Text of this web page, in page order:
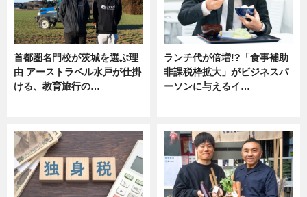
首都圏名門校が茨城を選ぶ理
由 アーストラベル水戸が仕掛
ける、教育旅行の…
ランチ代が倍増!?「食事補助
非課税枠拡大」がビジネスパ
ーソンに与えるイ…